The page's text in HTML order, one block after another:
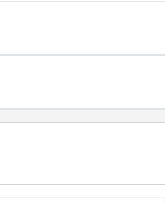
事・相談室など